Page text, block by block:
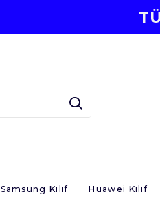
Samsung Kılıf Huawei Kılıf